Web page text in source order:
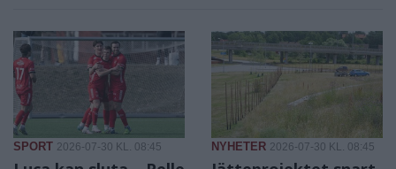
SPORT 2026-07-30 KL. 08:45 NYHETER 2026-07-30 KL. 08:45